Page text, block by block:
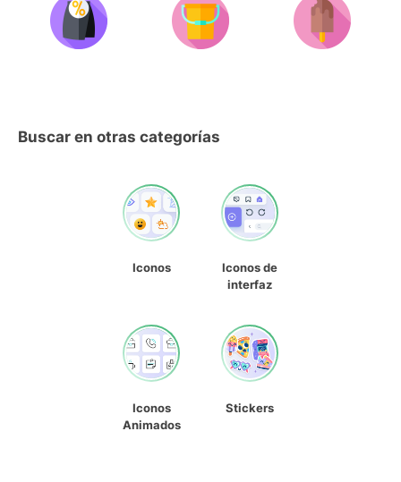
Buscar en otras categorías
Iconos
Iconos de
interfaz
Iconos
Animados
Stickers